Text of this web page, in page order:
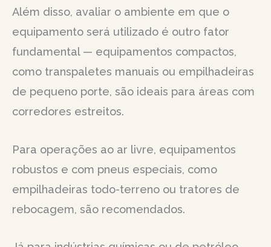
Além disso, avaliar o ambiente em que o
equipamento será utilizado é outro fator
fundamental — equipamentos compactos,
como transpaletes manuais ou empilhadeiras
de pequeno porte, são ideais para áreas com
corredores estreitos.
Para operações ao ar livre, equipamentos
robustos e com pneus especiais, como
empilhadeiras todo-terreno ou tratores de
rebocagem, são recomendados.